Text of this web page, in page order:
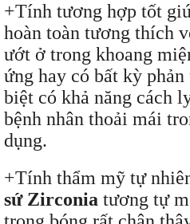
+Tính tương hợp tốt
hoàn toàn tương thích
ướt ở trong khoang
ứng hay có bất kỳ
biệt có khả năng cách
bệnh nhân thoải mái
dụng.
+Tính thẩm mỹ tự
sứ Zirconia tương tự